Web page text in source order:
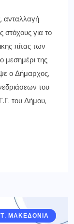
ανταλλαγή
για το
πίτας των
της
ο Δήμαρχος,
του
του Δήμου,
ΜΑΚΕΔΟΝΙΑ